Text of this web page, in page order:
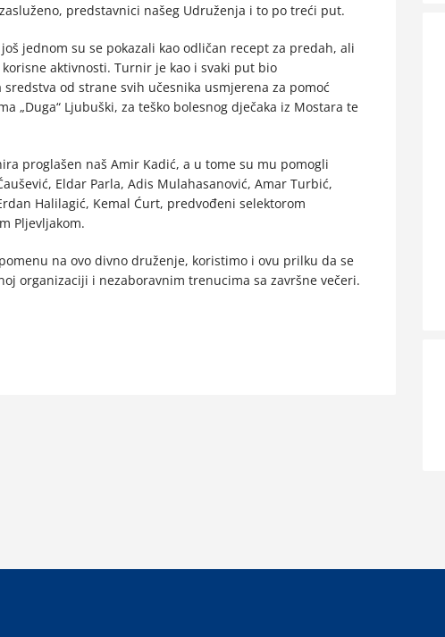
predstavnici našeg Udruženja i to po treći put.
jednom su se pokazali kao odličan recept za predah, ali
aktivnosti. Turnir je kao i svaki put bio
od strane svih učesnika usmjerena za pomoć
„Duga“ Ljubuški, za teško bolesnog dječaka iz Mostara te
proglašen naš Amir Kadić, a u tome su mu pomogli
Eldar Parla, Adis Mulahasanović, Amar Turbić,
Halilagić, Kemal Ćurt, predvođeni selektorom
Pljevljakom.
na ovo divno druženje, koristimo i ovu prilku da se
organizaciji i nezaboravnim trenucima sa završne večeri.